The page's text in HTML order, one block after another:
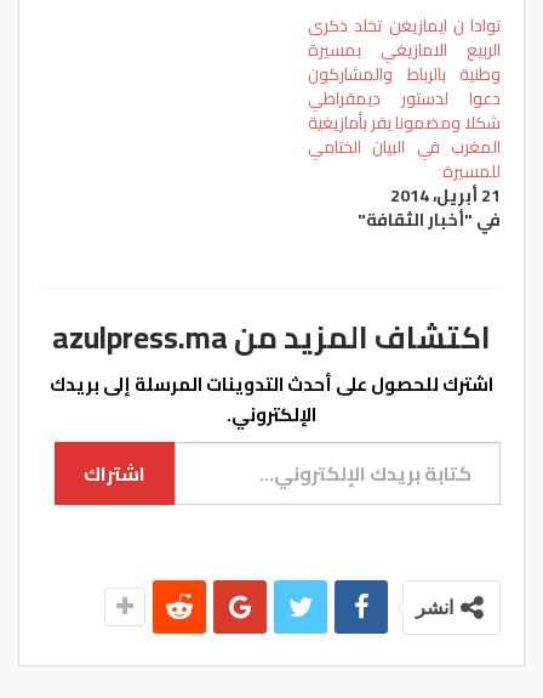
توادا ن ايمازيغن تخلد ذكرى
الربيع الامازيغي بمسيرة
وطنية بالرباط والمشاركون
دعوا لدستور ديمقراطي
شكلا ومضمونا يقر بأمازيغية
المغرب في البيان الختامي
للمسيرة
21 أبريل، 2014
في "أخبار الثقافة"
اكتشاف المزيد من azulpress.ma
اشترك للحصول على أحدث التدوينات المرسلة إلى بريدك
الإلكتروني.
كتابة بريدك الإلكتروني...
اشتراك
انشر